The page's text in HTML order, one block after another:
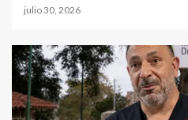
julio 30, 2026